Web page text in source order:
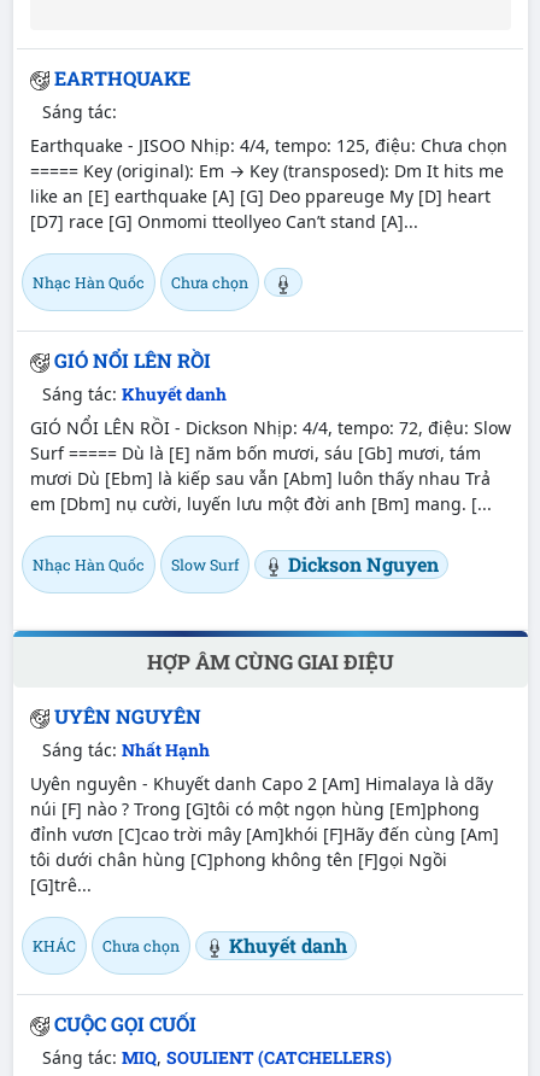
EARTHQUAKE
Sáng tác:
Earthquake - JISOO Nhịp: 4/4, tempo: 125, điệu: Chưa chọn
===== Key (original): Em → Key (transposed): Dm It hits me
like an [E] earthquake [A] [G] Deo ppareuge My [D] heart
[D7] race [G] Onmomi tteollyeo Can’t stand [A]...
Nhạc Hàn Quốc Chưa chọn
GIÓ NỔI LÊN RỒI
Sáng tác: Khuyết danh
GIÓ NỔI LÊN RỒI - Dickson Nhịp: 4/4, tempo: 72, điệu: Slow
Surf ===== Dù là [E] năm bốn mươi, sáu [Gb] mươi, tám
mươi Dù [Ebm] là kiếp sau vẫn [Abm] luôn thấy nhau Trả
em [Dbm] nụ cười, luyến lưu một đời anh [Bm] mang. [...
Nhạc Hàn Quốc Slow Surf Dickson Nguyen
HỢP ÂM CÙNG GIAI ĐIỆU
UYÊN NGUYÊN
Sáng tác: Nhất Hạnh
Uyên nguyên - Khuyết danh Capo 2 [Am] Himalaya là dãy
núi [F] nào ? Trong [G]tôi có một ngọn hùng [Em]phong
đỉnh vươn [C]cao trời mây [Am]khói [F]Hãy đến cùng [Am]
tôi dưới chân hùng [C]phong không tên [F]gọi Ngồi
[G]trê...
KHÁC Chưa chọn Khuyết danh
CUỘC GỌI CUỐI
Sáng tác: MIQ, SOULIENT (CATCHELLERS)